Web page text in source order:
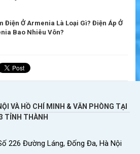
Điện Ở Armenia Là Loại Gì? Điện Áp Ở
Bao Nhiêu Vôn?
VÀ HỒ CHÍ MINH & VĂN PHÒNG TẠI
TỈNH THÀNH
226 Đường Láng, Đống Đa, Hà Nội